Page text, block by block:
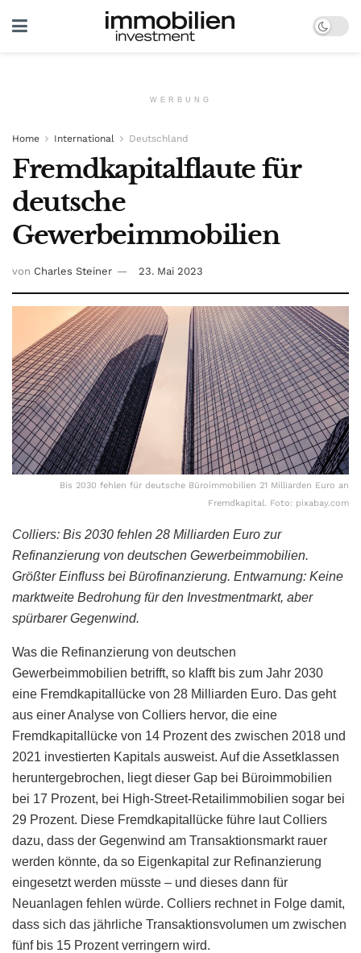
WERBUNG
Home International Deutschland
Fremdkapitalflaute für
deutsche
Gewerbeimmobilien
von Charles Steiner 23. Mai 2023
Bis 2030 fehlen für deutsche Büroimmobilien 21 Milliarden Euro an
Fremdkapital. Foto: pixabay.com
Colliers: Bis 2030 fehlen 28 Milliarden Euro zur
Refinanzierung von deutschen Gewerbeimmobilien.
Größter Einfluss bei Bürofinanzierung. Entwarnung: Keine
marktweite Bedrohung für den Investmentmarkt, aber
spürbarer Gegenwind.
Was die Refinanzierung von deutschen
Gewerbeimmobilien betrifft, so klafft bis zum Jahr 2030
eine Fremdkapitallücke von 28 Milliarden Euro. Das geht
aus einer Analyse von Colliers hervor, die eine
Fremdkapitallücke von 14 Prozent des zwischen 2018 und
2021 investierten Kapitals ausweist. Auf die Assetklassen
heruntergebrochen, liegt dieser Gap bei Büroimmobilien
bei 17 Prozent, bei High-Street-Retailimmobilien sogar bei
29 Prozent. Diese Fremdkapitallücke führe laut Colliers
dazu, dass der Gegenwind am Transaktionsmarkt rauer
werden könnte, da so Eigenkapital zur Refinanzierung
eingesetzt werden müsste – und dieses dann für
Neuanlagen fehlen würde. Colliers rechnet in Folge damit,
dass sich das jährliche Transaktionsvolumen um zwischen
fünf bis 15 Prozent verringern wird.